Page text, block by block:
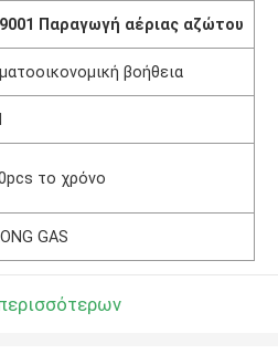
Παραγωγή αέριας αζώτου
βοήθεια
το χρόνο
GAS